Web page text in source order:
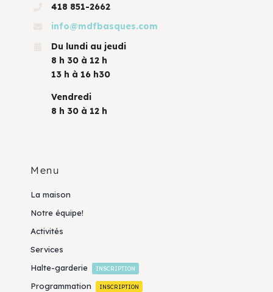
418 851-2662
info@mdfbasques.com
Du lundi au jeudi
8 h 30 à 12 h
13 h à 16 h30
Vendredi
8 h 30 à 12 h
Menu
La maison
Notre équipe!
Activités
Services
Halte-garderie
INSCRIPTION
Programmation INSCRIPTION